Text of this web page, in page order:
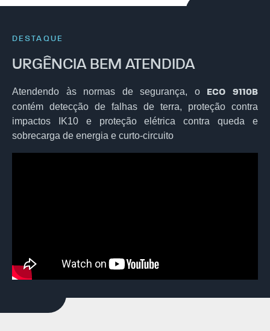
DESTAQUE
URGÊNCIA BEM ATENDIDA
Atendendo às normas de segurança, oECO 9110B
contém detecção de falhas de terra, proteção contra
impactos IK10 e proteção elétrica contra queda e
sobrecarga de energia e curto-circuito